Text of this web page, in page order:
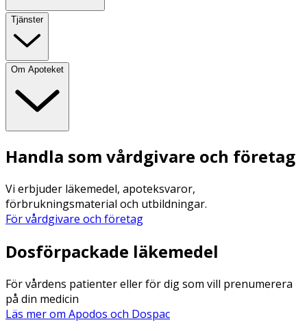
Tjänster
Om Apoteket
Handla som vårdgivare och företag
Vi erbjuder läkemedel, apoteksvaror,
förbrukningsmaterial och utbildningar.
För vårdgivare och företag
Dosförpackade läkemedel
För vårdens patienter eller för dig som vill prenumerera
på din medicin
Läs mer om Apodos och Dospac